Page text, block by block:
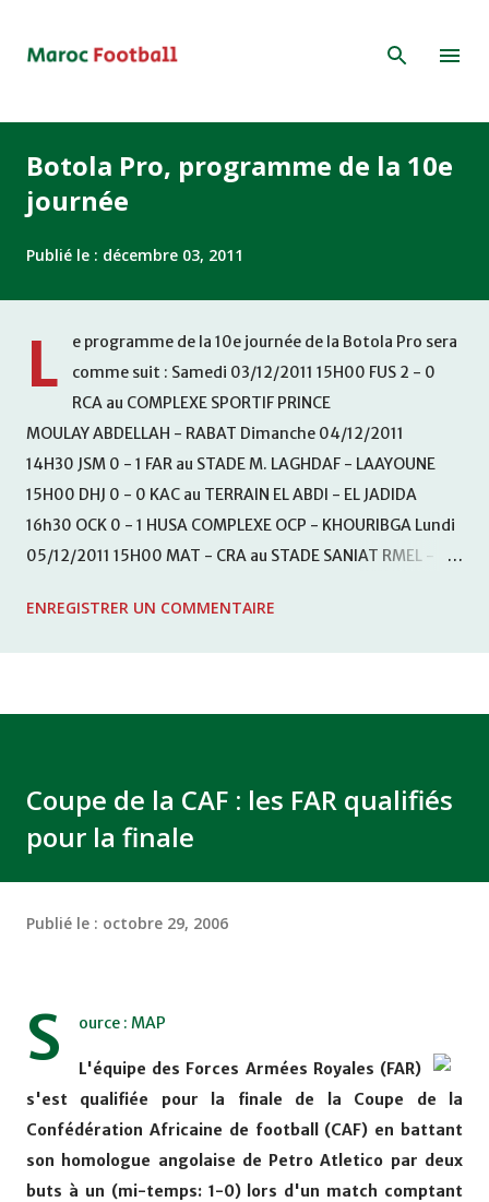
Botola Pro, programme de la 10e
journée
Publié le : décembre 03, 2011
L
e programme de la 10e journée de la Botola Pro sera
comme suit : Samedi 03/12/2011 15H00 FUS 2 - 0
RCA au COMPLEXE SPORTIF PRINCE
MOULAY ABDELLAH - RABAT Dimanche 04/12/2011
14H30 JSM 0 - 1 FAR au STADE M. LAGHDAF - LAAYOUNE
15H00 DHJ 0 - 0 KAC au TERRAIN EL ABDI - EL JADIDA
16h30 OCK 0 - 1 HUSA COMPLEXE OCP - KHOURIBGA Lundi
05/12/2011 15H00 MAT - CRA au STADE SANIAT RMEL -
KHEMISET Mardi 06/12/2011 15H00 WAF - OCS au
ENREGISTRER UN COMMENTAIRE
Coupe de la CAF : les FAR qualifiés
pour la finale
Publié le : octobre 29, 2006
S ource : MAP
L'équipe des Forces Armées Royales (FAR)
s'est qualifiée pour la finale de la Coupe de la
Confédération Africaine de football (CAF) en battant
son homologue angolaise de Petro Atletico par deux
buts à un (mi-temps: 1-0) lors d'un match comptant